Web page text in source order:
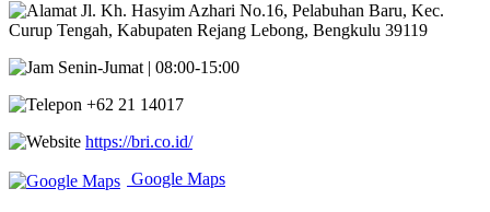
Jl. Kh. Hasyim Azhari No.16, Pelabuhan Baru, Kec.
Curup Tengah, Kabupaten Rejang Lebong, Bengkulu 39119
Senin-Jumat | 08:00-15:00
+62 21 14017
https://bri.co.id/
Google Maps